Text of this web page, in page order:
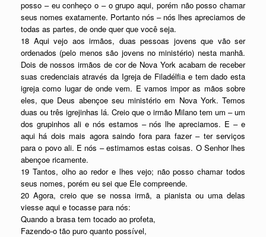
posso – eu conheço o – o grupo aqui, porém não posso chamar
seus nomes exatamente. Portanto nós – nós lhes apreciamos de
todas as partes, de onde quer que você seja.
18 Aqui vejo aos irmãos, duas pessoas jovens que vão ser
ordenados (pelo menos são jovens no ministério) nesta manhã.
Dois de nossos irmãos de cor de Nova York acabam de receber
suas credenciais através da Igreja de Filadélfia e tem dado esta
igreja como lugar de onde vem. E vamos impor as mãos sobre
eles, que Deus abençoe seu ministério em Nova York. Temos
duas ou três igrejinhas lá. Creio que o irmão Milano tem um – um
dos grupinhos ali e nós estamos – nós lhe apreciamos. E – e
aqui há dois mais agora saindo fora para fazer – ter serviços
para o povo ali. E nós – estimamos estas coisas. O Senhor lhes
abençoe ricamente.
19 Tantos, olho ao redor e lhes vejo; não posso chamar todos
seus nomes, porém eu sei que Ele compreende.
20 Agora, creio que se nossa irmã, a pianista ou uma delas
viesse aqui e tocasse para nós:
Quando a brasa tem tocado ao profeta,
Fazendo-o tão puro quanto possível,